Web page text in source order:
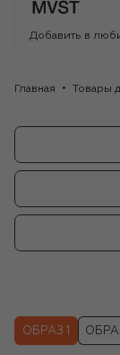
Добавить в
Главная Товары
ОБРАЗ 1